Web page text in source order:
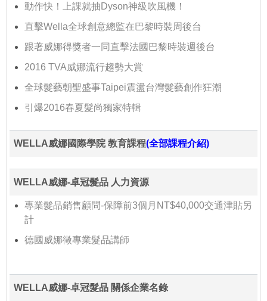
動作快！上課就抽Dyson神級吹風機！
直擊Wella全球創意總監在巴黎時裝周後台
跟著威娜得獎者一同直擊法國巴黎時裝週後台
2016 TVA威娜流行趨勢大賞
全球髮藝朝聖盛事Taipei震盪台灣髮藝創作狂潮
引爆2016春夏髮尚獨家特輯
WELLA威娜國際學院 教育課程(全部課程介紹)
WELLA威娜-卓冠髮品 人力資源
專業髮品銷售顧問-保障前3個月NT$40,000交通津貼另
計
德國威娜徵專業髮品講師
WELLA威娜-卓冠髮品 關係企業名錄